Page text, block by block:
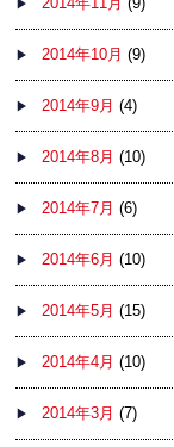
2014年10月 (9)
2014年9月 (4)
2014年8月 (10)
2014年7月 (6)
2014年6月 (10)
2014年5月 (15)
2014年4月 (10)
2014年3月 (7)